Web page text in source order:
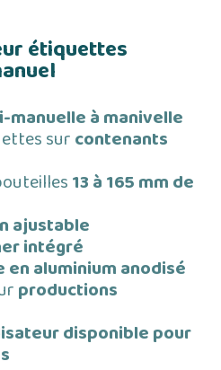
étiquettes
manuelle à manivelle
surcontenants
13 à 165 mm de
ajustable
intégré
en aluminium anodisé
productions
disponible pour